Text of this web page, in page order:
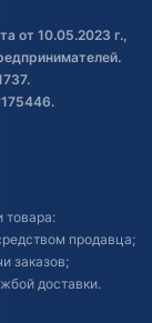
от 10.05.2023 г.,
товара:
продавца;
заказов;
доставки.